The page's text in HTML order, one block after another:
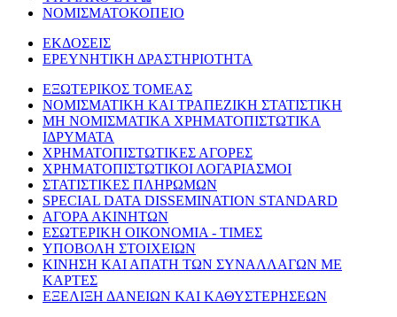
ΝΟΜΙΣΜΑΤΟΚΟΠΕΙΟ
ΕΚΔΟΣΕΙΣ
ΕΡΕΥΝΗΤΙΚΗ ΔΡΑΣΤΗΡΙΟΤΗΤΑ
ΕΞΩΤΕΡΙΚΟΣ ΤΟΜΕΑΣ
ΝΟΜΙΣΜΑΤΙΚΗ ΚΑΙ ΤΡΑΠΕΖΙΚΗ ΣΤΑΤΙΣΤΙΚΗ
ΜΗ ΝΟΜΙΣΜΑΤΙΚΑ ΧΡΗΜΑΤΟΠΙΣΤΩΤΙΚΑ
ΙΔΡΥΜΑΤΑ
ΧΡΗΜΑΤΟΠΙΣΤΩΤΙΚΕΣ ΑΓΟΡΕΣ
ΧΡΗΜΑΤΟΠΙΣΤΩΤΙΚΟΙ ΛΟΓΑΡΙΑΣΜΟΙ
ΣΤΑΤΙΣΤΙΚΕΣ ΠΛΗΡΩΜΩΝ
SPECIAL DATA DISSEMINATION STANDARD
ΑΓΟΡΑ ΑΚΙΝΗΤΩΝ
ΕΣΩΤΕΡΙΚΗ ΟΙΚΟΝΟΜΙΑ - ΤΙΜΕΣ
ΥΠΟΒΟΛΗ ΣΤΟΙΧΕΙΩΝ
ΚΙΝΗΣΗ ΚΑΙ ΑΠΑΤΗ ΤΩΝ ΣΥΝΑΛΛΑΓΩΝ ΜΕ
ΚΑΡΤΕΣ
ΕΞΕΛΙΞΗ ΔΑΝΕΙΩΝ ΚΑΙ ΚΑΘΥΣΤΕΡΗΣΕΩΝ